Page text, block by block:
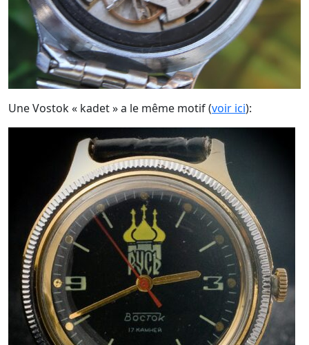
Une Vostok « kadet » a le même motif (voir ici):